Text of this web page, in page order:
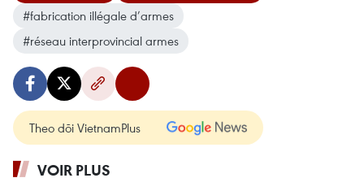
#fabrication illégale d’armes
#réseau interprovincial armes
Theo dõi VietnamPlus
VOIR PLUS